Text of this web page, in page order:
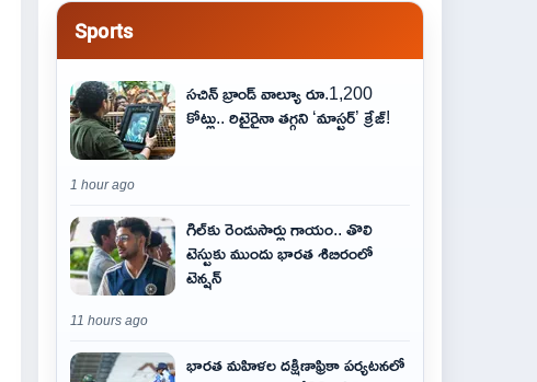
Sports
సచిన్ బ్రాండ్ వాల్యూ రూ.1,200
కోట్లు.. రిటైరైనా తగ్గని ‘మాస్టర్’ క్రేజ్!
1 hour ago
గిల్‌కు రెండుసార్లు గాయం.. తొలి
టెస్టుకు ముందు భారత శిబిరంలో
టెన్షన్
11 hours ago
భారత మహిళల దక్షిణాఫ్రికా పర్యటనలో